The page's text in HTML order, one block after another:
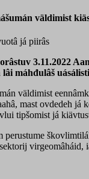
väldimist
já piirâs
3.11.2022
máhđulâš
väldimist
mast ovdedeh
tipšomist já
virgeomâháid,